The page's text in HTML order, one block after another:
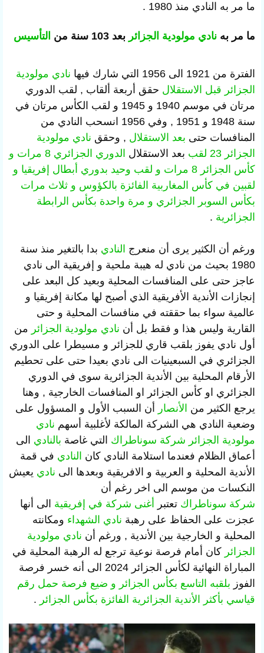
ما مر به النادي منذ 1980 .
ما مر به نادي مولودية الجزائر بعد 103 سنة من التأسيس
الفترة من 1921 الى 1956 التي شارك فيها
نادي مولودية
الجزائر قبل الاستقلال حقق أربعة ألقاب , لقب الدوري
مرتان في موسم 1940 و 1945 و لقب الكأس مرتان في
سنة 1948 و 1951 , وفي 1956 انسحب النادي من
المنافسات حتى بعد الاستقلال , وحقق نادي مولودية
الجزائر 23 لقب بعد الاستقلال
الدوري الجزائري 8 مرات و
كأس الجزائر 8 مرات و لقب وحيد بدوري أبطال إفريقيا و
لقبين في كأس المغاربية الفائزة بالكؤوس و ثلاث مرات
بكأس السوبر الجزائري و مرة واحدة بكأس الرابطة
الجزائرية .
ورغم أن الكثير يرى أن منعرج النادي بدا بالتغير منذ سنة
1980 بحيث من نادي له هيبة ملحية و إفريقية الى نادي
عاجز حتى على المنافسات المحلية وبعيد كل البعد على
إنجازات الأندية الأفريقية الذي أصبح لها مكانة إفريقيا و
عالمية سواء بما حققته في منافسات المحلية و حتى
القارية وليس هذا و فقط بل أن نادي مولودية الجزائر من
أول نادي يفوز بلقب قاري للجزائر و مسيطرا على الدوري
الجزائري في السبعينيات الى نادي بعيدا حتى على تحطيم
الأرقام المحلية بين الأندية الجزائرية سوى في الدوري
الجزائري او كأس الجزائر او المنافسات الخارجية , وهنا
يرجع الكثير من الأنصار
أن السبب الأول و المسؤول على
وضعية النادي هي الشركة المالكة لأغلبية أسهم نادي
مولودية الجزائر شركة سوناطراك التي غاصة بالنادي الى
أعماق الظلام فعندما استلامة النادي كان النادي في قمة
الأندية المحلية و العربية و الافريقية وبعدها الى نادي يعيش
النكسات من موسم الى اخر رغم أن
شركة سوناطراك تعتبر أغنى شركة في إفريقية الى أنها
عجزت على الحفاظ على رهبة نادي الشهداء ومكانته
المحلية و الخارجية بين الأندية , ورغم أن نادي مولودية
الجزائر كان أمام فرصة نوعية ترجع له الرهبة المحلية في
المباراة النهائية لكأس الجزائر 2024 الى أنه خسر فرصة
الفوز بلقبه التاسع بكأس الجزائر و ضيع فرصة حمل رقم
قياسي بأكثر الأندية الجزائرية الفائزة بكأس الجزائر .